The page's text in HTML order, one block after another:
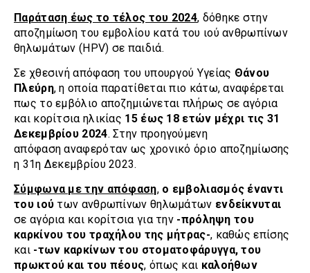
Παράταση έως το τέλος του 2024, δόθηκε στην
αποζημίωση του εμβολίου κατά του ιού ανθρωπίνων
θηλωμάτων (HPV) σε παιδιά.
Σε χθεσινή απόφαση του υπουργού Υγείας Θάνου
Πλεύρη, η οποία παρατίθεται πιο κάτω, αναφέρεται
πως το εμβόλιο αποζημιώνεται πλήρως σε αγόρια
και κορίτσια ηλικίας 15 έως 18 ετών μέχρι τις 31
Δεκεμβρίου 2024. Στην προηγούμενη
απόφαση αναφερόταν ως χρονικό όριο αποζημίωσης
η 31η Δεκεμβρίου 2023.
Σύμφωνα με την απόφαση, ο εμβολιασμός έναντι
του ιού των ανθρωπίνων θηλωμάτων ενδείκνυται
σε αγόρια και κορίτσια για την -πρόληψη του
καρκίνου του τραχήλου της μήτρας-, καθώς επίσης
και -των καρκίνων του στοματοφάρυγγα, του
πρωκτού και του πέους, όπως και καλοήθων